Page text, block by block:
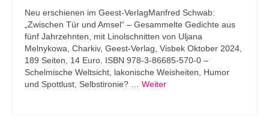
Neu erschienen im Geest-VerlagManfred Schwab:
„Zwischen Tür und Amsel“ – Gesammelte Gedichte aus
fünf Jahrzehnten, mit Linolschnitten von Uljana
Melnykowa, Charkiv, Geest-Verlag, Visbek Oktober 2024,
189 Seiten, 14 Euro. ISBN 978-3-86685-570-0 –
Schelmische Weltsicht, lakonische Weisheiten, Humor
und Spottlust, Selbstironie? … Weiter